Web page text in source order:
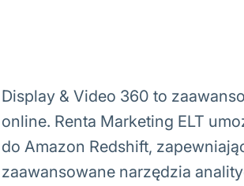
Display & Video 360 to
online. Renta Marketing ELT
do Amazon Redshift,
zaawansowane narzędzia